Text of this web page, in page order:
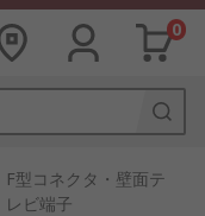
0
F型コネクタ・壁面テ
レビ端子